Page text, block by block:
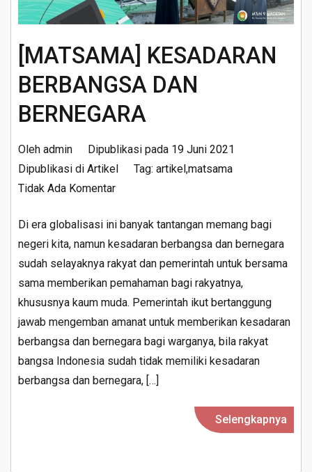
[MATSAMA] KESADARAN
BERBANGSA DAN
BERNEGARA
Oleh admin Dipublikasi pada 19 Juni 2021
Dipublikasi di Artikel Tag: artikel ,matsama
Tidak Ada Komentarpada
KESADARAN
BERBANGSA
DAN
BERNEGARA
Di era globalisasi ini banyak tantangan memang bagi
negeri kita, namun kesadaran berbangsa dan bernegara
sudah selayaknya rakyat dan pemerintah untuk bersama
sama memberikan pemahaman bagi rakyatnya,
khususnya kaum muda. Pemerintah ikut bertanggung
jawab mengemban amanat untuk memberikan kesadaran
berbangsa dan bernegara bagi warganya, bila rakyat
bangsa Indonesia sudah tidak memiliki kesadaran
berbangsa dan bernegara, […]
Selengkapnya